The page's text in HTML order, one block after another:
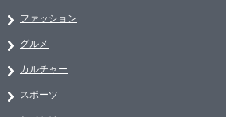
ファッション
グルメ
カルチャー
スポーツ